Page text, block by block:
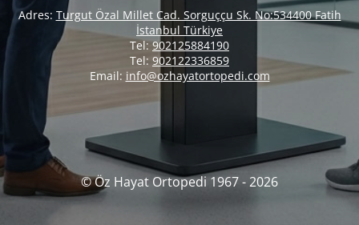
Adres: Turgut Özal Millet Cad. Sorguççu Sk. No:534400 Fatih
İstanbul Türkiye
Tel:902125884190
Tel: 902122336859
Email: info@ozhayatortopedi.com
© Öz Hayat Ortopedi 1967 - 2026